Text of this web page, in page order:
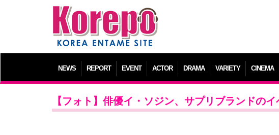
NEWS REPORT EVENT ACTOR DRAMA VARIETY CINEMA
【フォト】俳優イ・ソジン、サプリブランドの